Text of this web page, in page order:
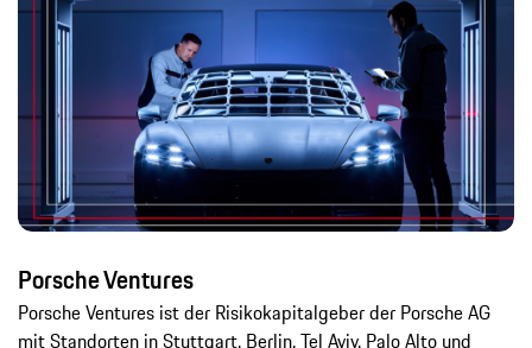
Porsche Ventures
Porsche Ventures ist der Risikokapitalgeber der Porsche AG
mit Standorten in Stuttgart, Berlin, Tel Aviv, Palo Alto und